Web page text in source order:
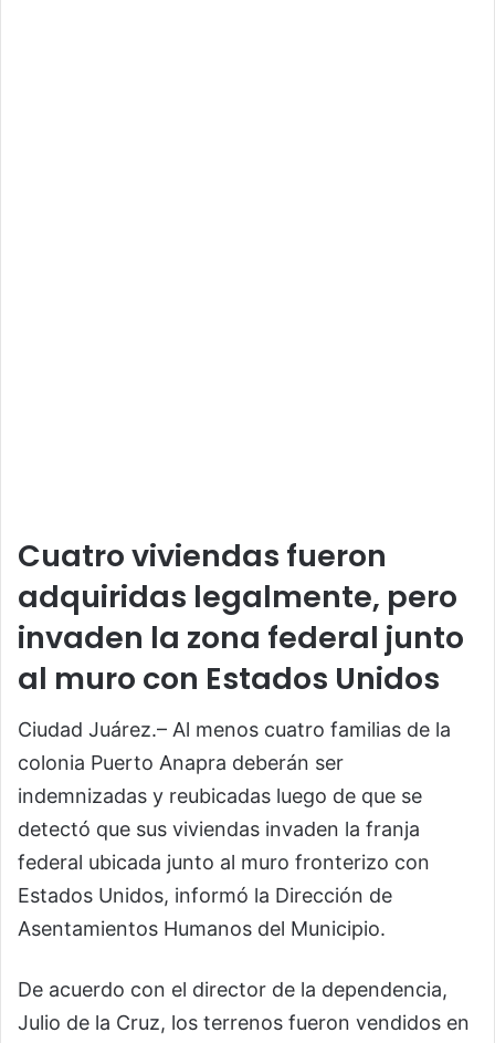
Cuatro viviendas fueron
adquiridas legalmente, pero
invaden la zona federal junto
al muro con Estados Unidos
Ciudad Juárez.– Al menos cuatro familias de la
colonia Puerto Anapra deberán ser
indemnizadas y reubicadas luego de que se
detectó que sus viviendas invaden la franja
federal ubicada junto al muro fronterizo con
Estados Unidos, informó la Dirección de
Asentamientos Humanos del Municipio.
De acuerdo con el director de la dependencia,
Julio de la Cruz, los terrenos fueron vendidos en